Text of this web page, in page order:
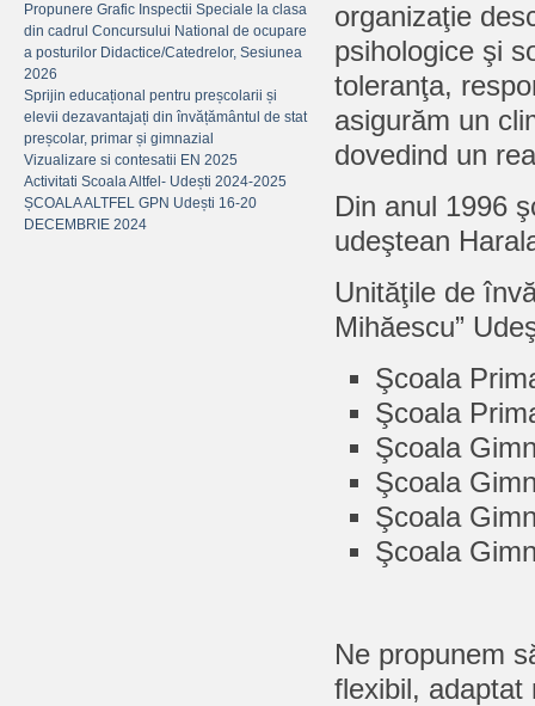
organizaţie
psihologice şi
toleranţa,
asigurăm un
dovedind un
Din anul 1996
udeştean
Unităţile de
Mihăescu”
Şcoala
Şcoala
Şcoala
Şcoala
Şcoala
Şcoala
Ne propunem
flexibil, adaptat
Propunere Grafic Inspectii Speciale la clasa
din cadrul Concursului National de ocupare
a posturilor Didactice/Catedrelor, Sesiunea
2026
Sprijin educațional pentru preșcolarii și
elevii dezavantajați din învățământul de stat
preșcolar, primar și gimnazial
Vizualizare si contesatii EN 2025
Activitati Scoala Altfel- Udești 2024-2025
ȘCOALA ALTFEL GPN Udești 16-20
DECEMBRIE 2024